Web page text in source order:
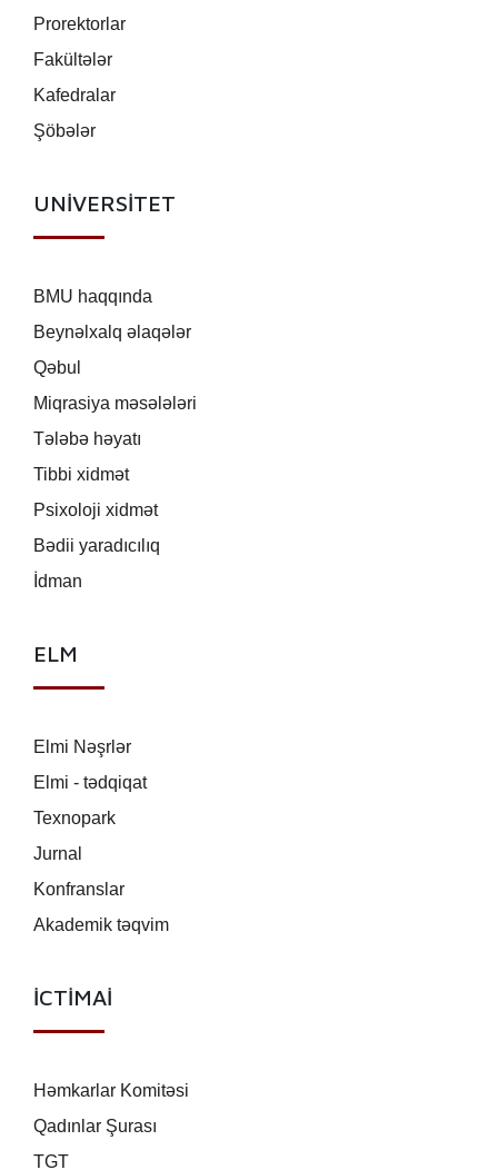
Prorektorlar
Fakültələr
Kafedralar
Şöbələr
UNİVERSİTET
BMU haqqında
Beynəlxalq əlaqələr
Qəbul
Miqrasiya məsələləri
Tələbə həyatı
Tibbi xidmət
Psixoloji xidmət
Bədii yaradıcılıq
İdman
ELM
Elmi Nəşrlər
Elmi - tədqiqat
Texnopark
Jurnal
Konfranslar
Akademik təqvim
İCTİMAİ
Həmkarlar Komitəsi
Qadınlar Şurası
TGT